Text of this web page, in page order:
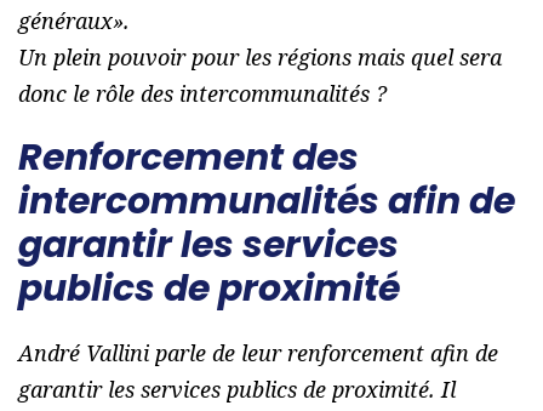
généraux».
Un plein pouvoir pour les régions mais quel sera
donc le rôle des intercommunalités ?
Renforcement des
intercommunalités afin de
garantir les services
publics de proximité
André Vallini parle de leur renforcement afin de
garantir les services publics de proximité. Il